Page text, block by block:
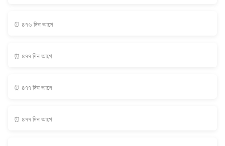
⏰ ৪৭৬ দিন আগে
⏰ ৪৭৭ দিন আগে
⏰ ৪৭৭ দিন আগে
⏰ ৪৭৭ দিন আগে